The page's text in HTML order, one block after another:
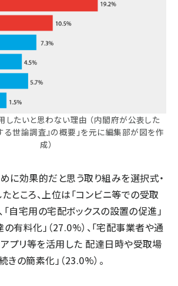
したいと思わない理由 （内閣府が公表した
る世論調査』の概要」を元に編集部が図を作
成）
に効果的だと思う取り組みを選択式・
ところ、上位は「コンビニ等での受取
「自宅用の宅配ボックスの設置の促進」
の有料化」（27.0%）、「宅配事業者や通
プリ等を活用した 配達日時や受取場
の簡素化」（23.0%）。